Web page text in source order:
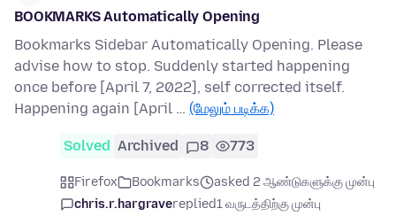
BOOKMARKS Automatically Opening
Bookmarks Sidebar Automatically Opening. Please
advise how to stop. Suddenly started happening
once before [April 7, 2022], self corrected itself.
Happening again [April … (மேலும் படிக்க)
Solved Archived 8 773
Firefox Bookmarks
asked 2 ஆண்டுகளுக்கு முன்பு
chris.r.hargravereplied1 வருடத்திற்கு முன்பு